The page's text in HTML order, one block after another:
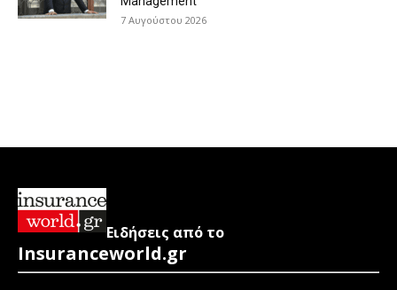
7 Αυγούστου 2026
Ειδήσεις από το
Insuranceworld.gr